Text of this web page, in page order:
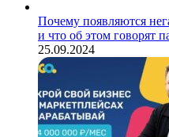
Почему появляются
и что об этом говорят
25.09.2024